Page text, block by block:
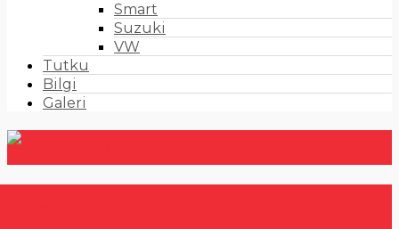
Smart
Suzuki
VW
Tutku
Bilgi
Galeri